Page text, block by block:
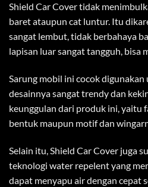
Shield Car Cover tidak
baret ataupun cat luntur. Itu
sangat lembut, tidak berbahaya
lapisan luar sangat tangguh, bisa
Sarung mobil ini cocok
desainnya sangat trendy dan
keunggulan dari produk ini, yaitu
bentuk maupun motif dan
Selain itu, Shield Car Cover juga
teknologi water repelent yang
dapat menyapu air dengan cepat